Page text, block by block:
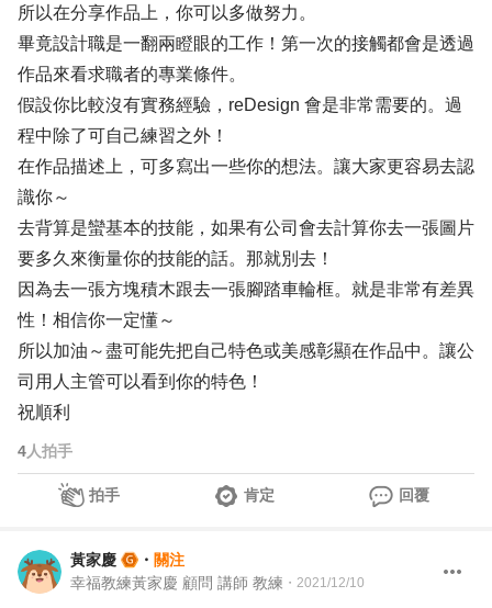
所以在分享作品上，你可以多做努力。
畢竟設計職是一翻兩瞪眼的工作！第一次的接觸都會是透過
作品來看求職者的專業條件。
假設你比較沒有實務經驗，reDesign 會是非常需要的。過
程中除了可自己練習之外！
在作品描述上，可多寫出一些你的想法。讓大家更容易去認
識你～
去背算是蠻基本的技能，如果有公司會去計算你去一張圖片
要多久來衡量你的技能的話。那就別去！
因為去一張方塊積木跟去一張腳踏車輪框。就是非常有差異
性！相信你一定懂～
所以加油～盡可能先把自己特色或美感彰顯在作品中。讓公
司用人主管可以看到你的特色！
祝順利
4人拍手
拍手 肯定 回覆
黃家慶 ・ 關注
幸福教練黃家慶 顧問 講師 教練 ・ 2021/12/10